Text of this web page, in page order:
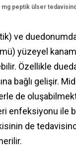
mg peptik ülser
ve
yüzeyel
Özellikle
bağlı gelişir.
de
enfeksiyonu ile
de